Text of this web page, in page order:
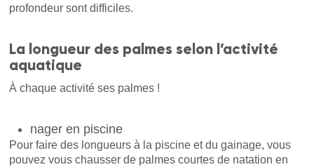
profondeur sont difficiles.
La longueur des palmes selon l’activité
aquatique
À chaque activité ses palmes !
nager en piscine
Pour faire des longueurs à la piscine et du gainage, vous
pouvez vous chausser de palmes courtes de natation en